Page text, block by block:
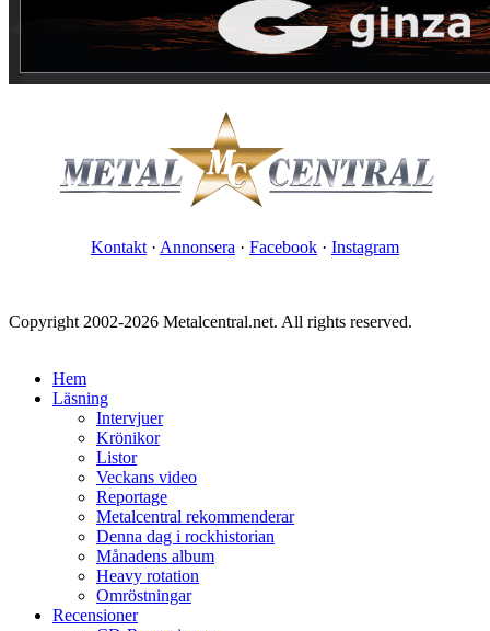
Kontakt · Annonsera · Facebook · Instagram
Copyright 2002-2026 Metalcentral.net. All rights reserved.
Hem
Läsning
Intervjuer
Krönikor
Listor
Veckans video
Reportage
Metalcentral rekommenderar
Denna dag i rockhistorian
Månadens album
Heavy rotation
Omröstningar
Recensioner